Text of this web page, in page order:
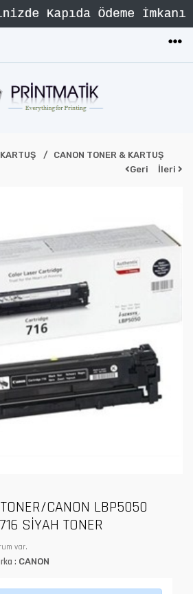
CANON TONER & KARTUŞ
Geri
İleri
CANON LBP5050
SİYAH TONER
var.
: CANON